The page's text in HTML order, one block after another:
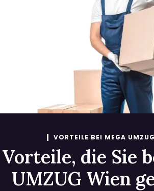
VORTEILE BEI MEGA
Vorteile, die Sie
UMZUG Wien